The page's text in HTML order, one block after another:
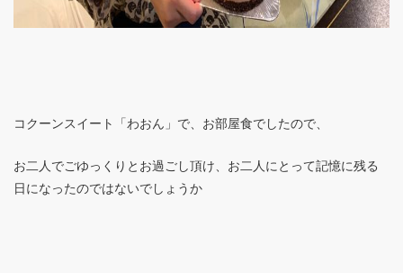
コクーンスイート「わおん」で、お部屋食でしたので、
お二人でごゆっくりとお過ごし頂け、お二人にとって記憶に残る
日になったのではないでしょうか